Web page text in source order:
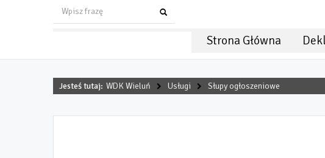
Strona Główna
Jesteś tutaj: WDK Wieluń Usługi Słupy ogłoszeniowe